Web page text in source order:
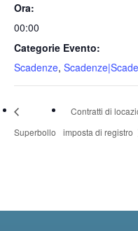
Ora:
00:00
Categorie Evento:
Scadenze,
Superbollo
Contratti di
imposta di registro